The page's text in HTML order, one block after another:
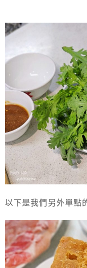
以下是我們另外單點